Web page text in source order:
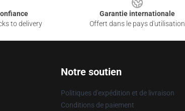
to delivery
Garantie internationale
Offert dans le pays d'utilisation
Notre soutien
Politiques d'expédition et de livraison
Conditions de paiement